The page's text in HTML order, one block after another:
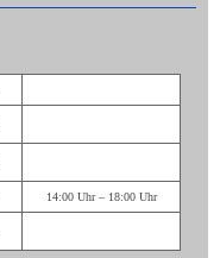
14:00 Uhr – 18:00 Uhr